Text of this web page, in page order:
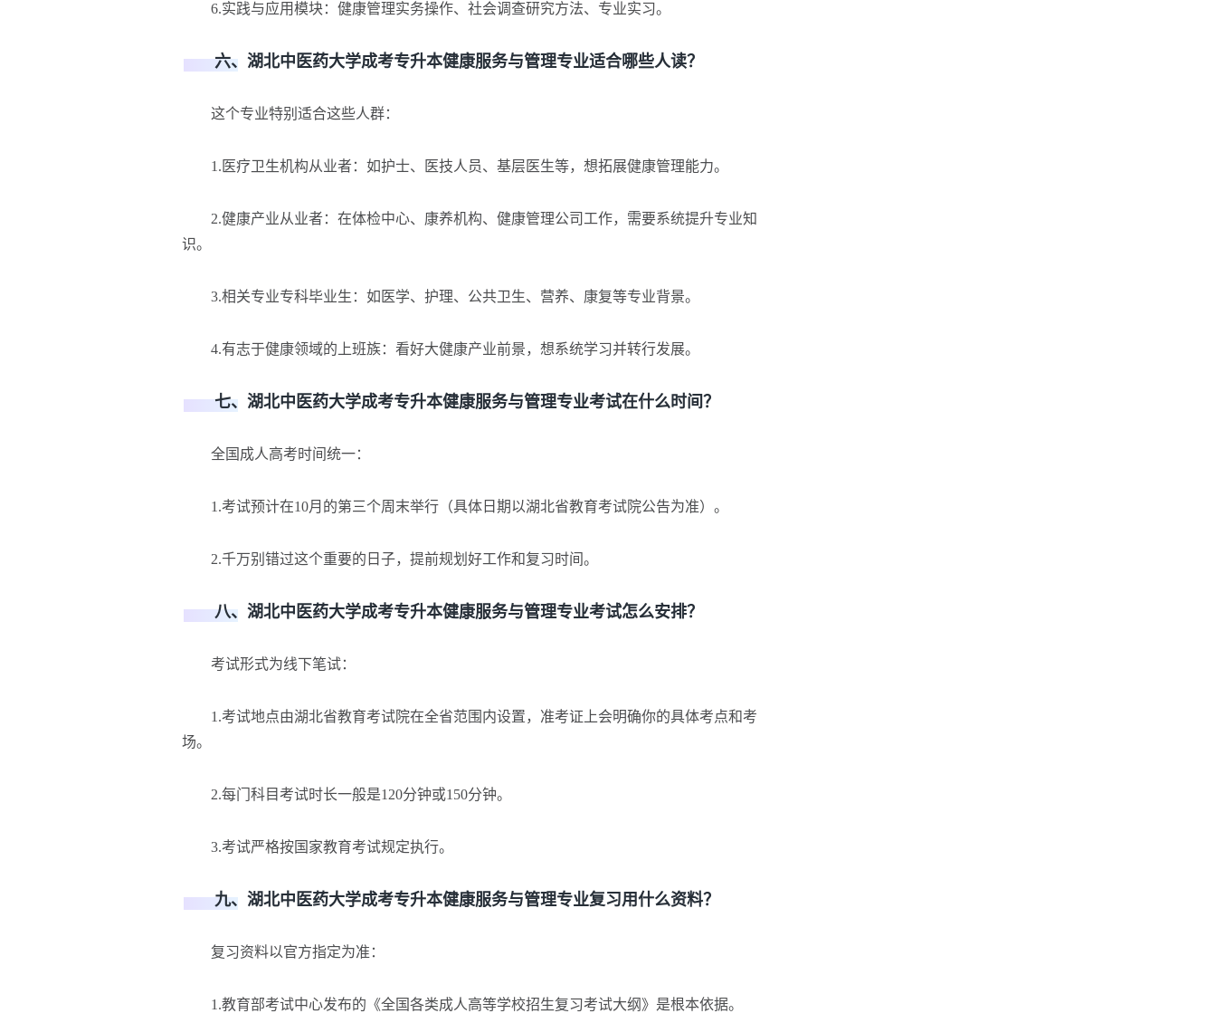
6.实践与应用模块：健康管理实务操作、社会调查研究方法、专业实习。
六、湖北中医药大学成考专升本健康服务与管理专业适合哪些人读？
这个专业特别适合这些人群：
1.医疗卫生机构从业者：如护士、医技人员、基层医生等，想拓展健康管理能力。
2.健康产业从业者：在体检中心、康养机构、健康管理公司工作，需要系统提升专业知
识。
3.相关专业专科毕业生：如医学、护理、公共卫生、营养、康复等专业背景。
4.有志于健康领域的上班族：看好大健康产业前景，想系统学习并转行发展。
七、湖北中医药大学成考专升本健康服务与管理专业考试在什么时间？
全国成人高考时间统一：
1.考试预计在10月的第三个周末举行（具体日期以湖北省教育考试院公告为准）。
2.千万别错过这个重要的日子，提前规划好工作和复习时间。
八、湖北中医药大学成考专升本健康服务与管理专业考试怎么安排？
考试形式为线下笔试：
1.考试地点由湖北省教育考试院在全省范围内设置，准考证上会明确你的具体考点和考
场。
2.每门科目考试时长一般是120分钟或150分钟。
3.考试严格按国家教育考试规定执行。
九、湖北中医药大学成考专升本健康服务与管理专业复习用什么资料？
复习资料以官方指定为准：
1.教育部考试中心发布的《全国各类成人高等学校招生复习考试大纲》是根本依据。